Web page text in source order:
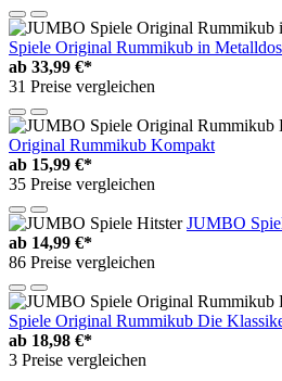
Spiele Original Rummikub in
ab 33,99 €*
31 Preise vergleichen
Original Rummikub Kompakt
ab 15,99 €*
35 Preise vergleichen
JUMBO
ab 14,99 €*
86 Preise vergleichen
Spiele Original Rummikub Die
ab 18,98 €*
3 Preise vergleichen